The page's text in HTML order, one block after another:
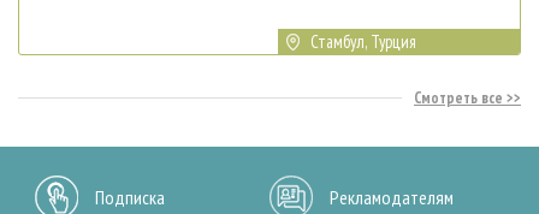
Стамбул, Турция
Смотреть все
Подписка Рекламодателям